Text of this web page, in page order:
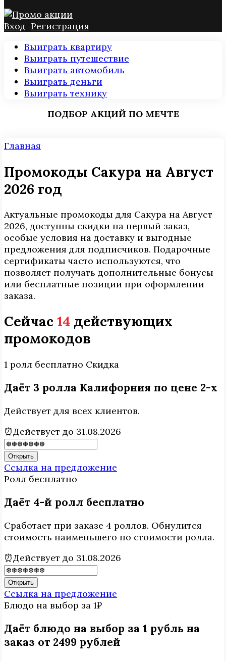
Вход Регистрация
Выиграть квартиру
Выиграть путешествие
Выиграть автомобиль
Выиграть деньги
Выиграть технику
ПОДБОР АКЦИЙ ПО МЕЧТЕ
Главная
Промокоды Сакура на Август
2026 год
Актуальные промокоды для Сакура на Август
2026, доступны скидки на первый заказ,
особые условия на доставку и выгодные
предложения для подписчиков. Подарочные
сертификаты часто используются, что
позволяет получать дополнительные бонусы
или бесплатные позиции при оформлении
заказа.
Сейчас 14 действующих
промокодов
1 ролл бесплатно Скидка
Даёт 3 ролла Калифорния по цене 2-х
Действует для всех клиентов.
⏰Действует до 31.08.2026
Открыть
Ссылка на предложение
Ролл бесплатно
Даёт 4-й ролл бесплатно
Сработает при заказе 4 роллов. Обнулится
стоимость наименьшего по стоимости ролла.
⏰Действует до 31.08.2026
Открыть
Ссылка на предложение
Блюдо на выбор за 1₽
Даёт блюдо на выбор за 1 рубль на
заказ от 2499 рублей